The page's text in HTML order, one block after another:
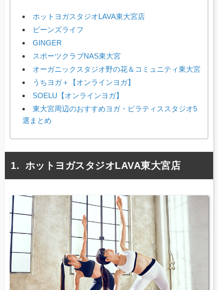
ホットヨガスタジオLAVA東大宮店
ビーンズライフ
GINGER
スポーツクラブNAS東大宮
オーガニックスタジオ野の花＆コミュニティ東大宮
うちヨガ＋【オンラインヨガ】
SOELU【オンラインヨガ】
東大宮周辺のおすすめヨガ・ピラティススタジオ5
選まとめ
ホットヨガスタジオLAVA東大宮店